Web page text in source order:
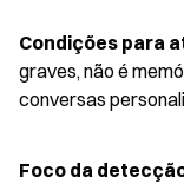
Condições para
graves, não é
conversas
Foco da